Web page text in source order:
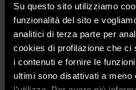
Su questo sito utilizziamo
funzionalità del sito e
analitici di terza parte per
cookies di profilazione che ci
i contenuti e fornire le
ultimi sono disattivati a meno
Inoltre, il nuovo
dell’obbligo per gli Stati
in un registro centrale
(ricordiamo che in Italia
degli Aiuti)o comunitario a